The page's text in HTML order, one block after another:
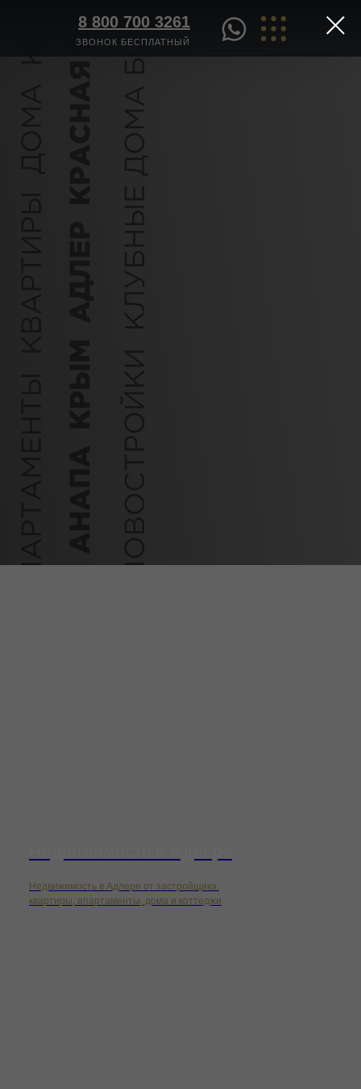
8 800 700 3261
ЗВОНОК БЕСПЛАТНЫЙ
Недвижимость в Адлере от застройщика:
квартиры, апартаменты, дома и коттеджи